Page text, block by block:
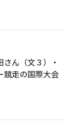
ん（文３）・
競走の国際大会